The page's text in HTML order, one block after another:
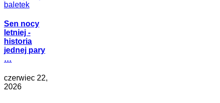
Sen nocy
letniej -
historia
jednej pary
…
czerwiec 22,
2026